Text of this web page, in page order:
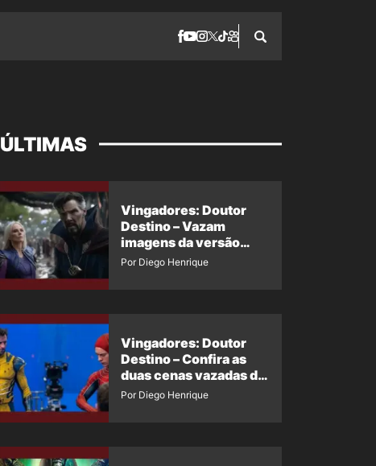
ÚLTIMAS
Vingadores: Doutor
Destino – Vazam
imagens da versão
maligna do Doutor
Por Diego Henrique
Vingadores: Doutor
Destino – Confira as
duas cenas vazadas do
Wolverine e o Homem-
Por Diego Henrique